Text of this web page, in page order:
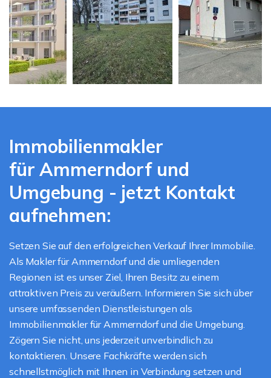
Immobilienmakler
für Ammerndorf und
Umgebung - jetzt Kontakt
aufnehmen:
Setzen Sie auf den erfolgreichen Verkauf Ihrer Immobilie.
Als Makler für Ammerndorf und die umliegenden
Regionen ist es unser Ziel, Ihren Besitz zu einem
attraktiven Preis zu veräußern. Informieren Sie sich über
unsere umfassenden Dienstleistungen als
Immobilienmakler für Ammerndorf und die Umgebung.
Zögern Sie nicht, uns jederzeit unverbindlich zu
kontaktieren. Unsere Fachkräfte werden sich
schnellstmöglich mit Ihnen in Verbindung setzen und